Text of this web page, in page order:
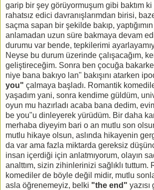
garip bir şey görüyormuşum gibi baktım
rahatsız edici davranışlarımdan birisi,
saçma sapan bir şekilde bakıp, yaptığımın
anlamadan uzun süre bakmaya devam
durumu var bende, tepkilerimi
Neyse bu durum üzerinde çalışacağım,
geliştireceğim. Sonra ben çocuğa
niye bana bakıyo lan" bakışını atarken
you" çalmaya başladı. Romantik
yaşadım yani, sonra kendime güldüm,
oyun mu hazırladı acaba bana dedim,
be you"u dinleyerek yürüdüm. Bir daha
merhaba diyeyim bari o an mutlu son
mutlu hikaye olsun, aslında hikayenin
da var ama fazla miktarda gereksiz
insan içerdiği için anlatmıyorum, olayın
analttım, sizin zihinlerinizi sağlıklı tuttum.
komediler de böyle değil midir, mutlu
asla öğrenemeyiz, belki "the end"